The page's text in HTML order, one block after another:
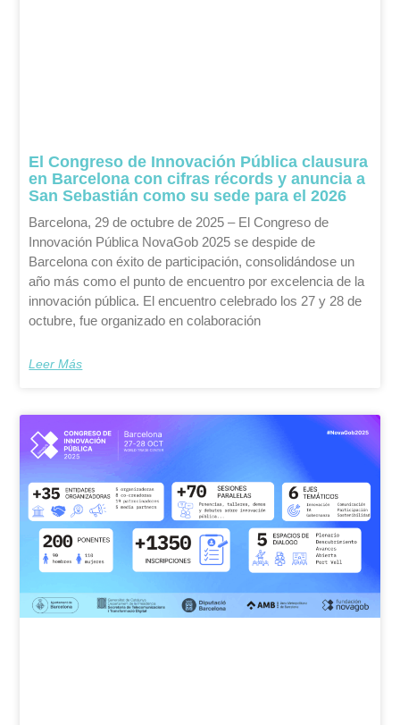
El Congreso de Innovación Pública clausura
en Barcelona con cifras récords y anuncia a
San Sebastián como su sede para el 2026
Barcelona, 29 de octubre de 2025 – El Congreso de
Innovación Pública NovaGob 2025 se despide de
Barcelona con éxito de participación, consolidándose un
año más como el punto de encuentro por excelencia de la
innovación pública. El encuentro celebrado los 27 y 28 de
octubre, fue organizado en colaboración
Leer Más